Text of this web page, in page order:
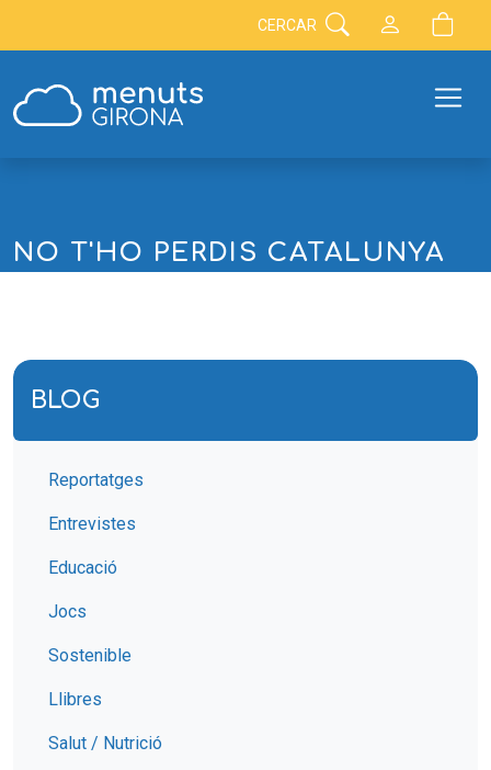
CERCAR
NO T'HO PERDIS CATALUNYA
BLOG
Reportatges
Entrevistes
Educació
Jocs
Sostenible
Llibres
Salut / Nutrició